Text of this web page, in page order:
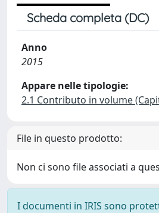
Scheda completa (DC)
Anno
2015
Appare nelle tipologie:
2.1 Contributo in volume
File in questo prodotto:
Non ci sono file associati a
I documenti in IRIS sono